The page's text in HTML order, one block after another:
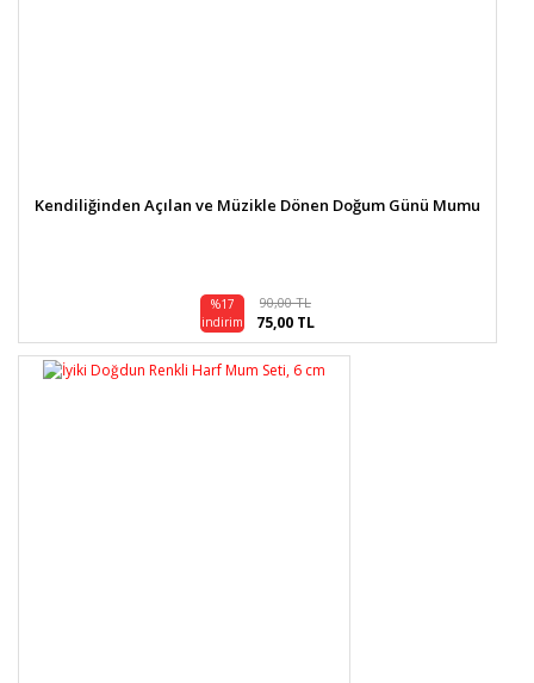
Kendiliğinden Açılan ve Müzikle Dönen Doğum Günü Mumu
%17
indirim
90,00 TL
75,00 TL